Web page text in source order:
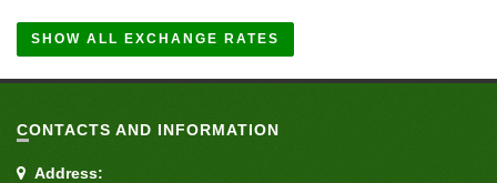
SHOW ALL EXCHANGE RATES
CONTACTS AND INFORMATION
Address: